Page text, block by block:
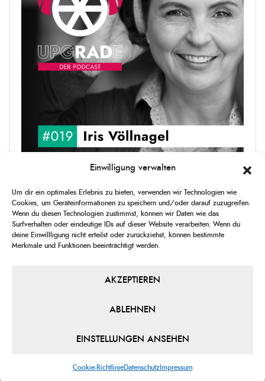
Einwilligung verwalten
Um dir ein optimales Erlebnis zu bieten, verwenden wir Technologien wie
Cookies, um Geräteinformationen zu speichern und/oder darauf zuzugreifen.
Wenn du diesen Technologien zustimmst, können wir Daten wie das
Surfverhalten oder eindeutige IDs auf dieser Website verarbeiten. Wenn du
deine Einwillligung nicht erteilst oder zurückziehst, können bestimmte
Merkmale und Funktionen beeinträchtigt werden.
AKZEPTIEREN
ABLEHNEN
EINSTELLUNGEN ANSEHEN
Cookie-RichtlinieDatenschutzImpressum
Iris Völlnagel hat schon auf unterschiedlichen Kontinenten gelebt
und gearbeitet, spricht mehrere Sprachen und berichtet
leidenschaftlich gerne über das, was sie erlebt – als Journalistin,
[...]
BACKWARD
PAUSE
SHOW
LIST